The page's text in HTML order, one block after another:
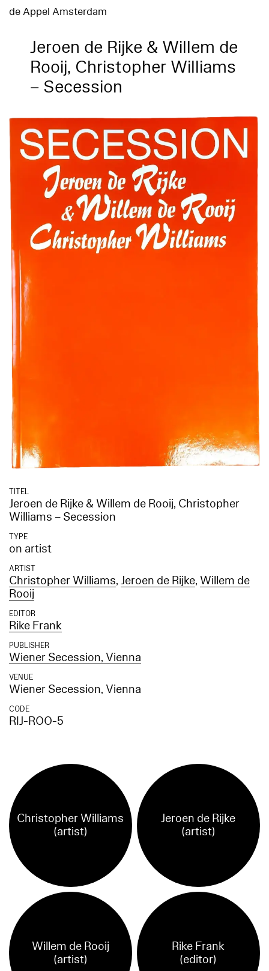
de Appel Amsterdam
Jeroen de Rijke & Willem de
Rooij, Christopher Williams
– Secession
TITEL
Jeroen de Rijke & Willem de Rooij, Christopher
Williams – Secession
TYPE
on artist
ARTIST
Christopher Williams,Jeroen de Rijke, Willem de
Rooij
EDITOR
Rike Frank
PUBLISHER
Wiener Secession, Vienna
VENUE
Wiener Secession, Vienna
CODE
RIJ-ROO-5
Christopher Williams
(artist)
Jeroen de Rijke
(artist)
Willem de Rooij
(artist)
Rike Frank
(editor)